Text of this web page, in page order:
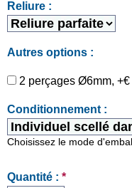
Reliure :
Autres options :
2 perçages Ø6mm, +€
Conditionnement :
Choisissez le mode
Quantité : *